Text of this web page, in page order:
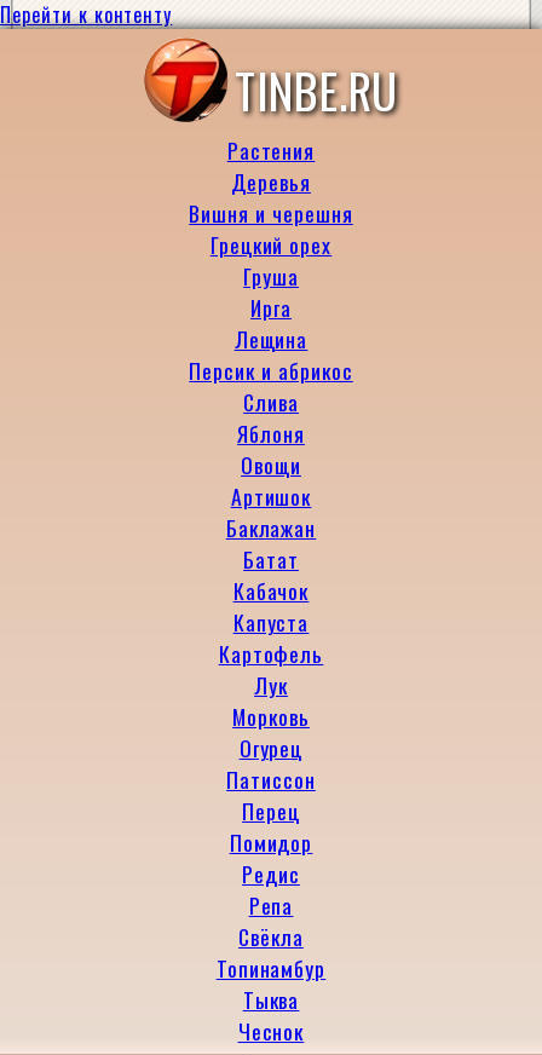
Перейти к контенту
TINBE.RU
Растения
Деревья
Вишня и черешня
Грецкий орех
Груша
Ирга
Лещина
Персик и абрикос
Слива
Яблоня
Овощи
Артишок
Баклажан
Батат
Кабачок
Капуста
Картофель
Лук
Морковь
Огурец
Патиссон
Перец
Помидор
Редис
Репа
Свёкла
Топинамбур
Тыква
Чеснок